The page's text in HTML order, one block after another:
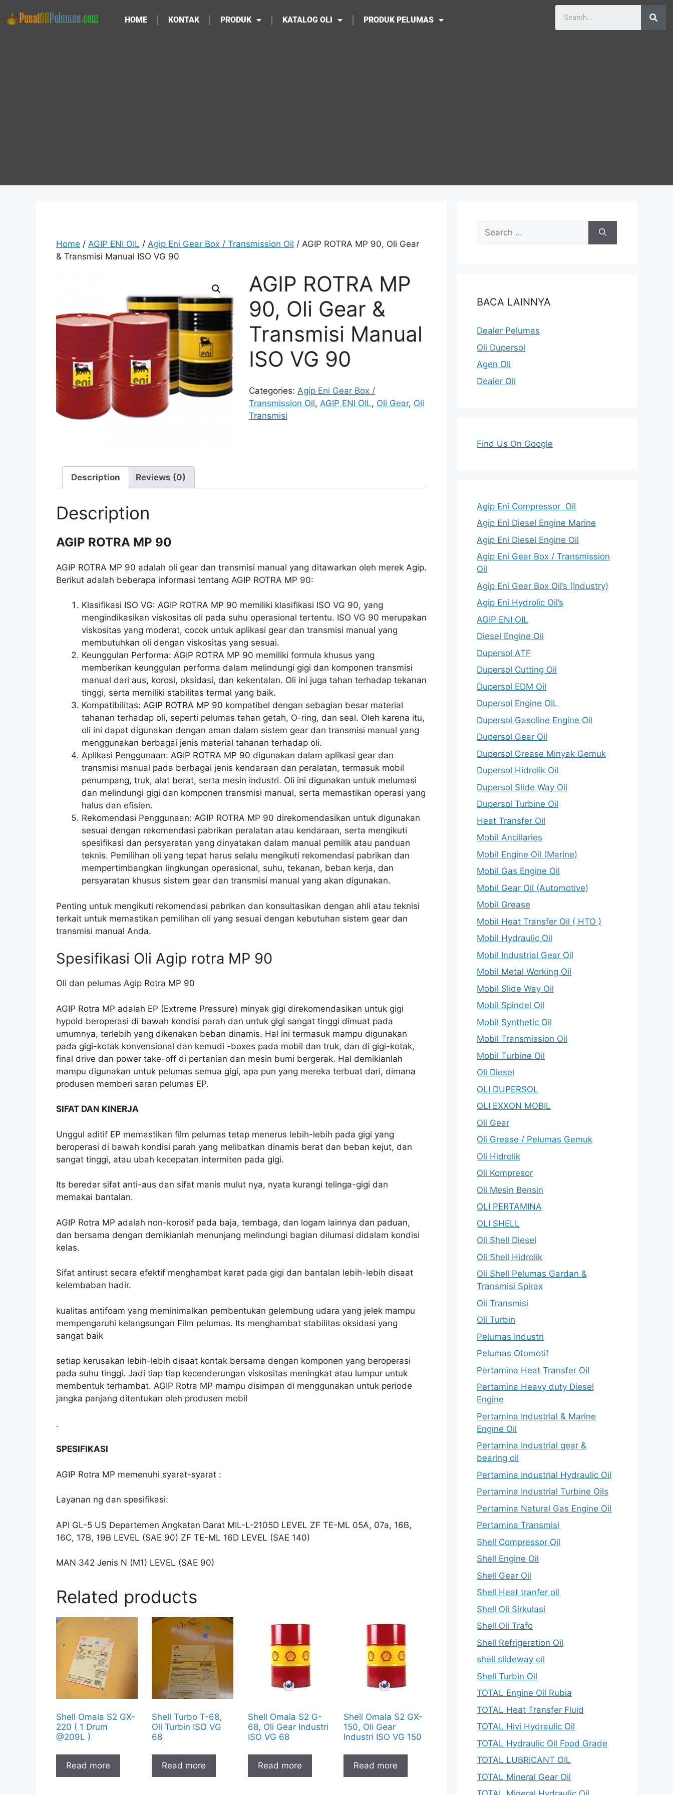
HOME KONTAK PRODUK KATALOG OLI PRODUK PELUMAS
Home / AGIP ENI OIL / Agip Eni Gear Box / Transmission Oil / AGIP ROTRA MP 90, Oli Gear
& Transmisi Manual ISO VG 90
AGIP ROTRA MP
90, Oli Gear &
Transmisi Manual
ISO VG 90
Categories: Agip Eni Gear Box /
Transmission Oil, AGIP ENI OIL, Oli Gear, Oli
Transmisi
Description Reviews (0)
Description
AGIP ROTRA MP 90
AGIP ROTRA MP 90 adalah oli gear dan transmisi manual yang ditawarkan oleh merek Agip.
Berikut adalah beberapa informasi tentang AGIP ROTRA MP 90:
Klasifikasi ISO VG: AGIP ROTRA MP 90 memiliki klasifikasi ISO VG 90, yang
mengindikasikan viskositas oli pada suhu operasional tertentu. ISO VG 90 merupakan
viskositas yang moderat, cocok untuk aplikasi gear dan transmisi manual yang
membutuhkan oli dengan viskositas yang sesuai.
Keunggulan Performa: AGIP ROTRA MP 90 memiliki formula khusus yang
memberikan keunggulan performa dalam melindungi gigi dan komponen transmisi
manual dari aus, korosi, oksidasi, dan kekentalan. Oli ini juga tahan terhadap tekanan
tinggi, serta memiliki stabilitas termal yang baik.
Kompatibilitas: AGIP ROTRA MP 90 kompatibel dengan sebagian besar material
tahanan terhadap oli, seperti pelumas tahan getah, O-ring, dan seal. Oleh karena itu,
oli ini dapat digunakan dengan aman dalam sistem gear dan transmisi manual yang
menggunakan berbagai jenis material tahanan terhadap oli.
Aplikasi Penggunaan: AGIP ROTRA MP 90 digunakan dalam aplikasi gear dan
transmisi manual pada berbagai jenis kendaraan dan peralatan, termasuk mobil
penumpang, truk, alat berat, serta mesin industri. Oli ini digunakan untuk melumasi
dan melindungi gigi dan komponen transmisi manual, serta memastikan operasi yang
halus dan efisien.
Rekomendasi Penggunaan: AGIP ROTRA MP 90 direkomendasikan untuk digunakan
sesuai dengan rekomendasi pabrikan peralatan atau kendaraan, serta mengikuti
spesifikasi dan persyaratan yang dinyatakan dalam manual pemilik atau panduan
teknis. Pemilihan oli yang tepat harus selalu mengikuti rekomendasi pabrikan dan
mempertimbangkan lingkungan operasional, suhu, tekanan, beban kerja, dan
persyaratan khusus sistem gear dan transmisi manual yang akan digunakan.
Penting untuk mengikuti rekomendasi pabrikan dan konsultasikan dengan ahli atau teknisi
terkait untuk memastikan pemilihan oli yang sesuai dengan kebutuhan sistem gear dan
transmisi manual Anda.
Spesifikasi Oli Agip rotra MP 90
Oli dan pelumas Agip Rotra MP 90
AGIP Rotra MP adalah EP (Extreme Pressure) minyak gigi direkomendasikan untuk gigi
hypoid beroperasi di bawah kondisi parah dan untuk gigi sangat tinggi dimuat pada
umumnya, terlebih yang dikenakan beban dinamis. Hal ini termasuk mampu digunakan
pada gigi-kotak konvensional dan kemudi -boxes pada mobil dan truk, dan di gigi-kotak,
final drive dan power take-off di pertanian dan mesin bumi bergerak. Hal demikianlah
mampu digunakan untuk pelumas semua gigi, apa pun yang mereka terbuat dari, dimana
produsen memberi saran pelumas EP.
SIFAT DAN KINERJA
Unggul aditif EP memastikan film pelumas tetap menerus lebih-lebih pada gigi yang
beroperasi di bawah kondisi parah yang melibatkan dinamis berat dan beban kejut, dan
sangat tinggi, atau ubah kecepatan intermiten pada gigi.
Its beredar sifat anti-aus dan sifat manis mulut nya, nyata kurangi telinga-gigi dan
memakai bantalan.
AGIP Rotra MP adalah non-korosif pada baja, tembaga, dan logam lainnya dan paduan,
dan bersama dengan demikianlah menunjang melindungi bagian dilumasi didalam kondisi
kelas.
Sifat antirust secara efektif menghambat karat pada gigi dan bantalan lebih-lebih disaat
kelembaban hadir.
kualitas antifoam yang meminimalkan pembentukan gelembung udara yang jelek mampu
mempengaruhi kelangsungan Film pelumas. Its menghambat stabilitas oksidasi yang
sangat baik
setiap kerusakan lebih-lebih disaat kontak bersama dengan komponen yang beroperasi
pada suhu tinggi. Jadi tiap tiap kecenderungan viskositas meningkat atau lumpur untuk
membentuk terhambat. AGIP Rotra MP mampu disimpan di menggunakan untuk periode
jangka panjang ditentukan oleh produsen mobil
.
SPESIFIKASI
AGIP Rotra MP memenuhi syarat-syarat :
Layanan ng dan spesifikasi:
API GL-5 US Departemen Angkatan Darat MIL-L-2105D LEVEL ZF TE-ML 05A, 07a, 16B,
16C, 17B, 19B LEVEL (SAE 90) ZF TE-ML 16D LEVEL (SAE 140)
MAN 342 Jenis N (M1) LEVEL (SAE 90)
Related products
Shell Omala S2 GX-
220 ( 1 Drum
@209L )
Read more
Shell Turbo T-68,
Oli Turbin ISO VG
68
Read more
Shell Omala S2 G-
68, Oli Gear Industri
ISO VG 68
Read more
Shell Omala S2 GX-
150, Oli Gear
Industri ISO VG 150
Read more
BACA LAINNYA
Dealer Pelumas
Oli Dupersol
Agen Oli
Dealer Oli
Find Us On Google
Agip Eni Compressor Oil
Agip Eni Diesel Engine Marine
Agip Eni Diesel Engine Oil
Agip Eni Gear Box / Transmission
Oil
Agip Eni Gear Box Oil’s (Industry)
Agip Eni Hydrolic Oil’s
AGIP ENI OIL
Diesel Engine Oil
Dupersol ATF
Dupersol Cutting Oil
Dupersol EDM Oil
Dupersol Engine OIL
Dupersol Gasoline Engine Oil
Dupersol Gear Oil
Dupersol Grease Minyak Gemuk
Dupersol Hidrolik Oil
Dupersol Slide Way Oil
Dupersol Turbine Oil
Heat Transfer Oil
Mobil Ancillaries
Mobil Engine Oil (Marine)
Mobil Gas Engine Oil
Mobil Gear Oil (Automotive)
Mobil Grease
Mobil Heat Transfer Oil ( HTO )
Mobil Hydraulic Oil
Mobil Industrial Gear Oil
Mobil Metal Working Oil
Mobil Slide Way Oil
Mobil Spindel Oil
Mobil Synthetic Oil
Mobil Transmission Oil
Mobil Turbine Oil
Oli Diesel
OLI DUPERSOL
OLI EXXON MOBIL
Oli Gear
Oli Grease / Pelumas Gemuk
Oli Hidrolik
Oli Kompresor
Oli Mesin Bensin
OLI PERTAMINA
OLI SHELL
Oli Shell Diesel
Oli Shell Hidrolik
Oli Shell Pelumas Gardan &
Transmisi Spirax
Oli Transmisi
Oli Turbin
Pelumas Industri
Pelumas Otomotif
Pertamina Heat Transfer Oil
Pertamina Heavy duty Diesel
Engine
Pertamina Industrial & Marine
Engine Oil
Pertamina Industrial gear &
bearing oil
Pertamina Industrial Hydraulic Oil
Pertamina Industrial Turbine Oils
Pertamina Natural Gas Engine Oil
Pertamina Transmisi
Shell Compressor Oil
Shell Engine Oil
Shell Gear Oil
Shell Heat tranfer oil
Shell Oli Sirkulasi
Shell Oli Trafo
Shell Refrigeration Oil
shell slideway oil
Shell Turbin Oil
TOTAL Engine Oil Rubia
TOTAL Heat Transfer Fluid
TOTAL Hivi Hydraulic Oil
TOTAL Hydraulic Oil Food Grade
TOTAL LUBRICANT OIL
TOTAL Mineral Gear Oil